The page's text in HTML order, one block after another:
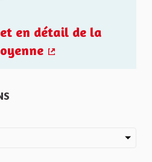
en détail de la